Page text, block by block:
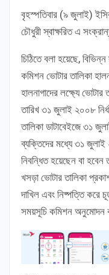
বৃহস্পতিবার (৯ জুলাই)
চৌধুরী স্বাক্ষরিত এ
চিঠিতে বলা হয়েছে, বিভিন্ন
কমিশন ভোটার তালিকা
হালনাগাদের লক্ষ্যে
তারিখ ৩১ জুলাই ২০০৮
তালিকা ডাটাবেইজে ৩১
ব্যক্তিদের মধ্যে ৩১ জুলাই
নিবন্ধিত হয়েছেন বা
খসড়া ভোটার তালিকা
দাখিল এবং নিষ্পত্তি করে
সময়সূচি কমিশন অনুমোদন